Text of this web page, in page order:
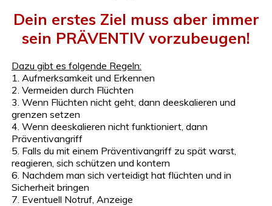
Dein erstes Ziel muss aber immer
sein PRÄVENTIV vorzubeugen!
Dazu gibt es folgende Regeln:
1️. Aufmerksamkeit und Erkennen
2. Vermeiden durch Flüchten
3. Wenn Flüchten nicht geht, dann deeskalieren und
grenzen setzen
4. Wenn deeskalieren nicht funktioniert, dann
Präventivangriff
5. Falls du mit einem Präventivangriff zu spät warst,
reagieren, sich schützen und kontern
6. Nachdem man sich verteidigt hat flüchten und in
Sicherheit bringen
7. Eventuell Notruf, Anzeige